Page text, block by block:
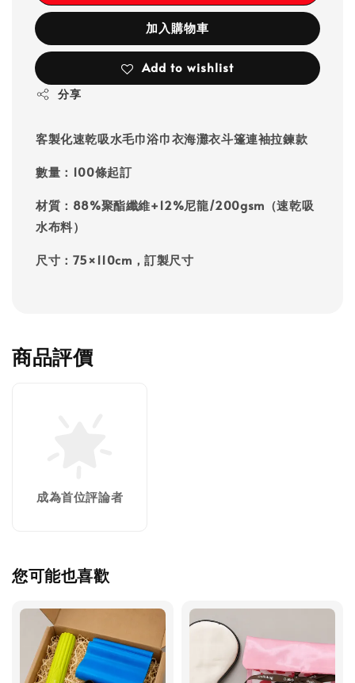
加入購物車
Add to wishlist
分享
客製化速乾吸水毛巾浴巾衣海灘衣斗篷連袖拉鍊款
數量：100條起訂
材質：88%聚酯纖維+12%尼龍/200gsm（速乾吸
水布料）
尺寸：75×110cm，訂製尺寸
商品評價
成為首位評論者
您可能也喜歡